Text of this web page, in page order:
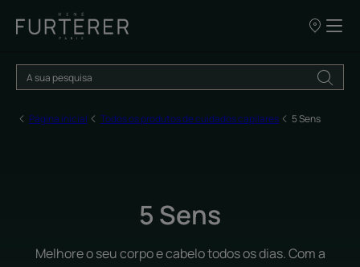
OS
DE
VENDA
Página inicial Todos os produtos de cuidados capilares 5 Sens
5 Sens
Melhore o seu corpo e cabelo todos os dias. Com a